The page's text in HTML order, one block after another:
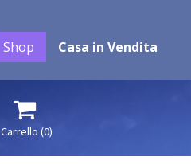
Shop Casa in Vendita

Carrello (0)